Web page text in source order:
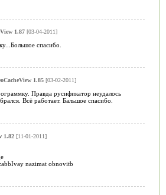
1.87[03-04-2011]
спасибо.
1.85[03-02-2011]
Правда русификатор неудалось
Всё работает. Бальшое спасибо.
1.82[11-01-2011]
nazimat obnovitb